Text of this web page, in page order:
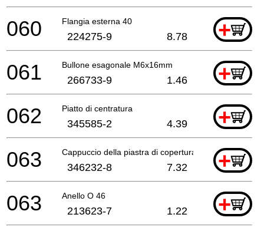
Flangia esterna 40 +
060 224275-9 8.78
Bullone esagonale M6x16mm +
061 266733-9 1.46
Piatto di centratura +
062 345585-2 4.39
Cappuccio della piastra di copertura +
063 346232-8 7.32
Anello O 46 +
063 213623-7 1.22